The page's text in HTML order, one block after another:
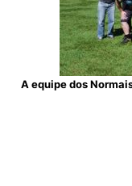
A equipe dos